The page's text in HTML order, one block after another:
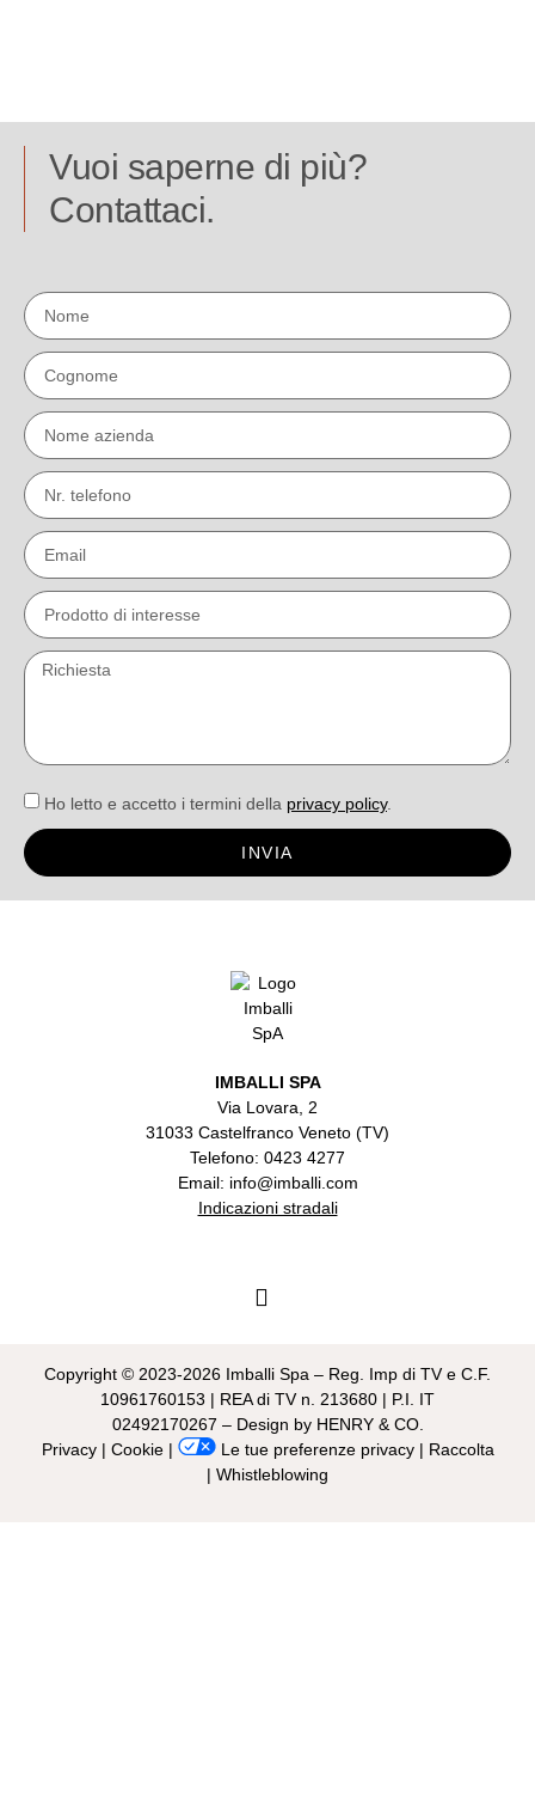
Vuoi saperne di più?
Contattaci.
Ho letto e accetto i termini della privacy policy.
INVIA
IMBALLI SPA
Via Lovara, 2
31033 Castelfranco Veneto (TV)
Telefono: 0423 4277
Email: info@imballi.com
Indicazioni stradali
Copyright © 2023-2026 Imballi Spa – Reg. Imp di TV e C.F.
10961760153 | REA di TV n. 213680 | P.I. IT
02492170267 – Design by HENRY & CO.
Privacy| Cookie| Le tue preferenze privacy | Raccolta
| Whistleblowing